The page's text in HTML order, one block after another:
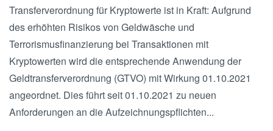
Transferverordnung für Kryptowerte ist in Kraft: Aufgrund
des erhöhten Risikos von Geldwäsche und
Terrorismusfinanzierung bei Transaktionen mit
Kryptowerten wird die entsprechende Anwendung der
Geldtransferverordnung (GTVO) mit Wirkung 01.10.2021
angeordnet. Dies führt seit 01.10.2021 zu neuen
Anforderungen an die Aufzeichnungspflichten...